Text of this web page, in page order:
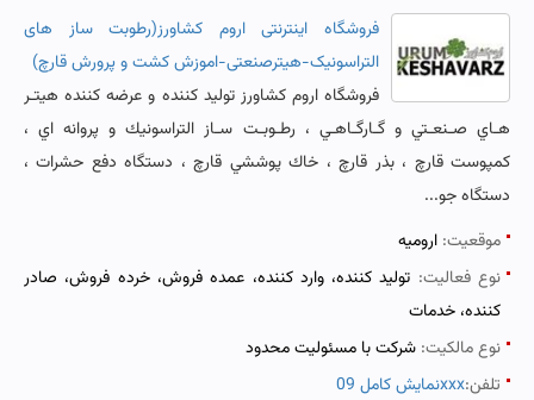
فروشگاه اینترنتی اروم کشاورز(رطوبت ساز های
التراسونیک-هیترصنعتی-اموزش کشت و پرورش قارچ)
فروشگاه اروم كشاورز توليد كننده و عرضه كننده هيتـر
هـاي صـنعـتي و گـارگـاهـي ، رطـوبـت سـاز التراسونيك و پروانه اي ،
كمپوست قارچ ، بذر قارچ ، خاك پوششي قارچ ، دستگاه دفع حشرات ،
دستگاه جو...
موقعیت: ارومیه
نوع فعالیت: تولید کننده، وارد کننده، عمده فروش، خرده فروش، صادر
کننده، خدمات
نوع مالکیت: شرکت با مسئولیت محدود
تلفن:نمایش کامل 09xxx